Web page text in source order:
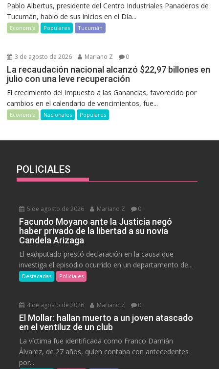
Pablo Albertus, presidente del Centro Industriales Panaderos de
Tucumán, habló de sus inicios en el Día...
Economía Populares Tucumán
3 de agosto de 2026 Mariano Z 0
La recaudación nacional alcanzó $22,97 billones en
julio con una leve recuperación
El crecimiento del Impuesto a las Ganancias, favorecido por
cambios en el calendario de vencimientos, fue...
Economía Nacionales Populares
POLICIALES
5 de agosto de 2026 Mariano Z 0
Facundo Moyano ante la Justicia negó
haber privado de la libertad a su novia
Candela Arizaga
El exdiputado prestó declaración en la causa que
investiga el episodio ocurrido en un departamento de...
Destacadas Policiales
4 de agosto de 2026 Mariano Z 0
El Mollar: hallan muerto a un joven atascado
en el ventiluz de un club
La víctima fue identificada como Franco Damián
Álvarez, de 27 años, quien contaba con antecedentes
por...